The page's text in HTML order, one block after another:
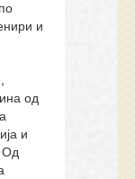
и
од
и
Од